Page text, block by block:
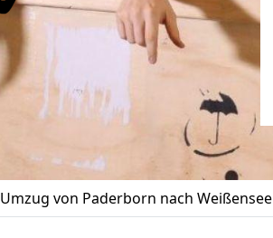
Umzug von Paderborn nach Weißensee